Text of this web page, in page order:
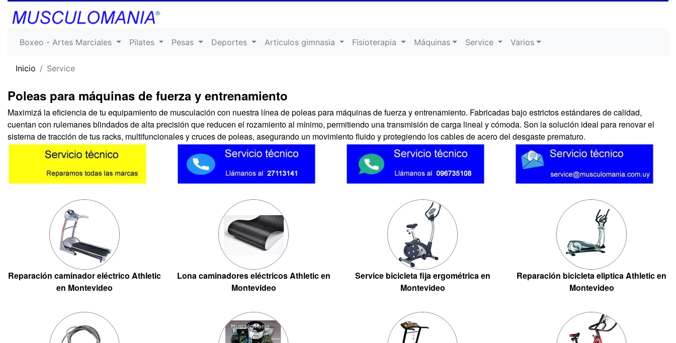
Boxeo - Artes Marciales Pilates Pesas Deportes Articulos gimnasia Fisioterapia Máquinas Service Varios
Inicio Service
Poleas para máquinas de fuerza y entrenamiento
Maximizá la eficiencia de tu equipamiento de musculación con nuestra línea de poleas para máquinas de fuerza y entrenamiento. Fabricadas bajo estrictos estándares de calidad,
cuentan con rulemanes blindados de alta precisión que reducen el rozamiento al mínimo, permitiendo una transmisión de carga lineal y cómoda. Son la solución ideal para renovar el
sistema de tracción de tus racks, multifuncionales y cruces de poleas, asegurando un movimiento fluido y protegiendo los cables de acero del desgaste prematuro.
Reparación caminador eléctrico Athletic
en Montevideo
Lona caminadores eléctricos Athletic en
Montevideo
Service bicicleta fija ergométrica en
Montevideo
Reparación bicicleta eliptica Athletic en
Montevideo